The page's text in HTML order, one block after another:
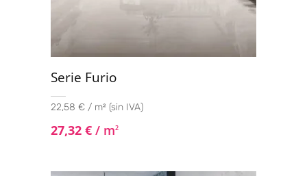
Serie Furio
22,58 € / m² (sin IVA)
27,32 € / m2